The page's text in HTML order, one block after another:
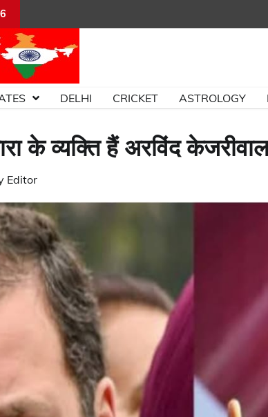
DELHI CRICKET ASTROLOGY
के व्यक्ति हैं अरविंद
Editor